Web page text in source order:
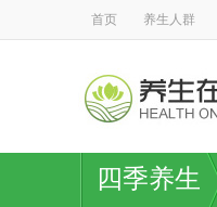
首页 养生人群
四季养生